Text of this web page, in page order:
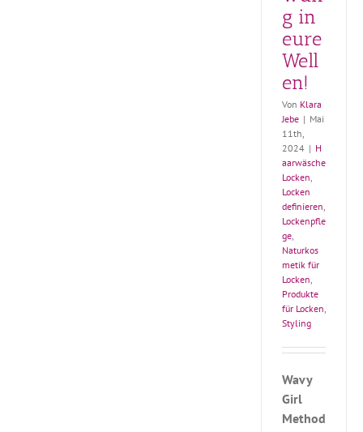
g in
eure
Well
en!
Von Klara
Jebe | Mai
11th,
2024 | H
aarwäsche
Locken,
Locken
definieren,
Lockenpfle
ge,
Naturkos
metik für
Locken,
Produkte
für Locken,
Styling
Wavy
Girl
Method